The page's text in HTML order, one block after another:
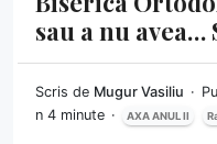
sau a nu avea…
Scris de Mugur Vasiliu
n 4 minute
AXA ANUL II